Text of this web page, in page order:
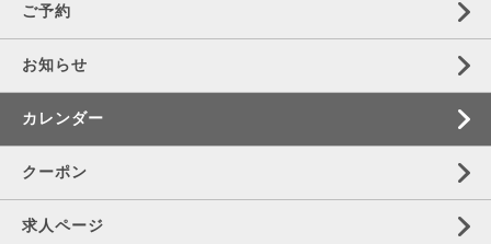
ご予約
お知らせ
カレンダー
クーポン
求人ページ